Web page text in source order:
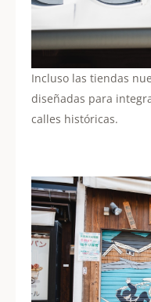
Incluso las tiendas
diseñadas para
calles históricas.